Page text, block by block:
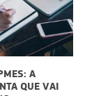
A
QUE VAI